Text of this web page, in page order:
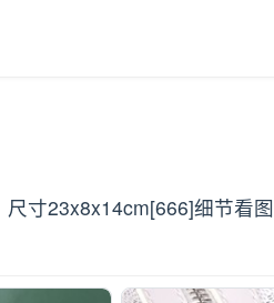
尺寸‌23x8x14cm[666]细节看图